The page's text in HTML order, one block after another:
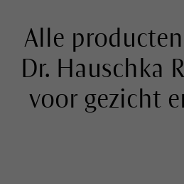
Alle
Dr. Hauschka
voor gezicht